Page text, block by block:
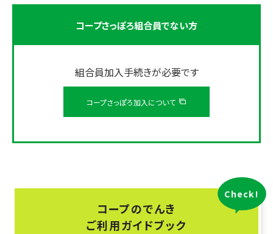
コープさっぽろ組合員でない方
組合員加入手続きが必要です
コープさっぽろ加入について
Check!
コープのでんき
ご利用ガイドブック